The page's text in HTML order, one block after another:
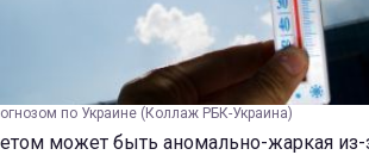
по Украине (Коллаж РБК-Украина)
может быть аномально-жаркая